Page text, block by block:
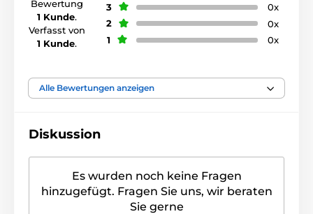
Bewertung
1 Kunde.
Verfasst von
1 Kunde.
3
0x
2
0x
1
0x
Alle Bewertungen anzeigen
Diskussion
Es wurden noch keine Fragen
hinzugefügt. Fragen Sie uns, wir beraten
Sie gerne